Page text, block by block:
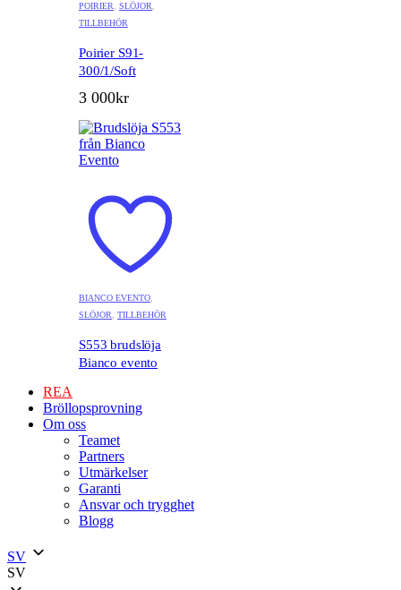
POIRIER SLÖJOR
TILLBEHÖR
Poirier S91-
300/1/Soft
3 000kr
BIANCO EVENTO,
SLÖJOR, TILLBEHÖR
S553 brudslöja
Bianco evento
REA
Bröllopsprovning
Om oss
Teamet
Partners
Utmärkelser
Garanti
Ansvar och trygghet
Blogg
SV
SV